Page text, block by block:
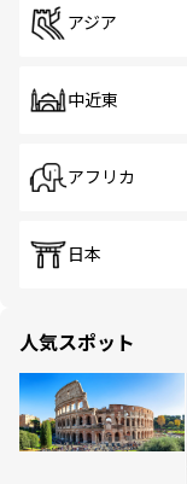
アジア
中近東
アフリカ
日本
人気スポット